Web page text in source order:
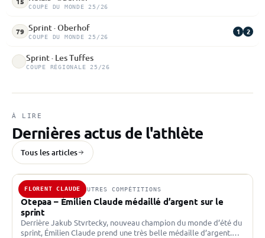
COUPE DU MONDE 25/26
79 Sprint · Oberhof
COUPE DU MONDE 25/26
1 2
Sprint · Les Tuffes
COUPE RÉGIONALE 25/26
À LIRE
Dernières actus de l'athlète
Tous les articles
FLORENT CLAUDE
24 AOÛT 2024 · AUTRES COMPÉTITIONS
Otepaa – Émilien Claude médaillé d’argent sur le
sprint
Derrière Jakub Stvrtecky, nouveau champion du monde d’été du
sprint, Émilien Claude prend une très belle médaille d’argent.